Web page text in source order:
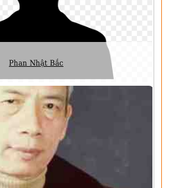
Phan Nhật Bắc